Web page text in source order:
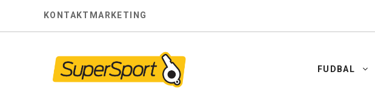
KONTAKT MARKETING
FUDBAL